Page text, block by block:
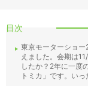
目次
東京モーターショ
えました。会期は
したか？2年に一度
トミカ」です。い